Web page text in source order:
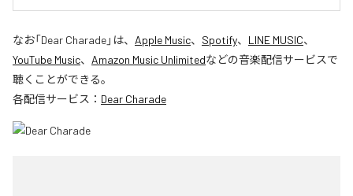
なお「Dear Charade」は、 Apple Music、 Spotify、 LINE MUSIC、
YouTube Music、 Amazon Music Unlimitedなどの音楽配信サービスで
聴くことができる。
各配信サービス： Dear Charade